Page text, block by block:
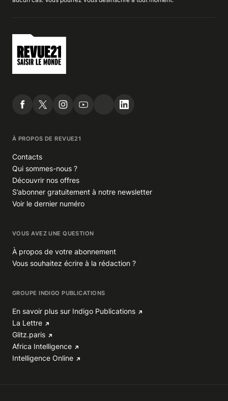
À PROPOS DE REVUE21
Contacts
Qui sommes-nous ?
Découvrir nos offres
S’abonner gratuitement à notre newsletter
Voir le dernier numéro
VOUS AVEZ UNE QUESTION
À propos de votre abonnement
Vous souhaitez écrire à la rédaction ?
GROUPE INDIGO PUBLICATIONS
En savoir plus sur Indigo Publications
La Lettre
Glitz.paris
Africa Intelligence
Intelligence Online